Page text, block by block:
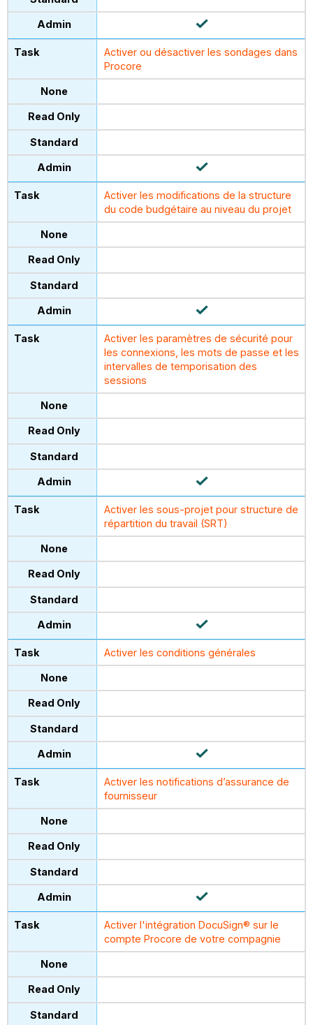
Activer ou désactiver les sondages dans
Procore
Activer les modifications de la structure
du code budgétaire au niveau du projet
Activer les paramètres de sécurité pour
les connexions, les mots de passe et les
intervalles de temporisation des
sessions
Activer les sous-projet pour structure de
répartition du travail (SRT)
Activer les conditions générales
Activer les notifications d’assurance de
fournisseur
Activer l'intégration DocuSign® sur le
compte Procore de votre compagnie